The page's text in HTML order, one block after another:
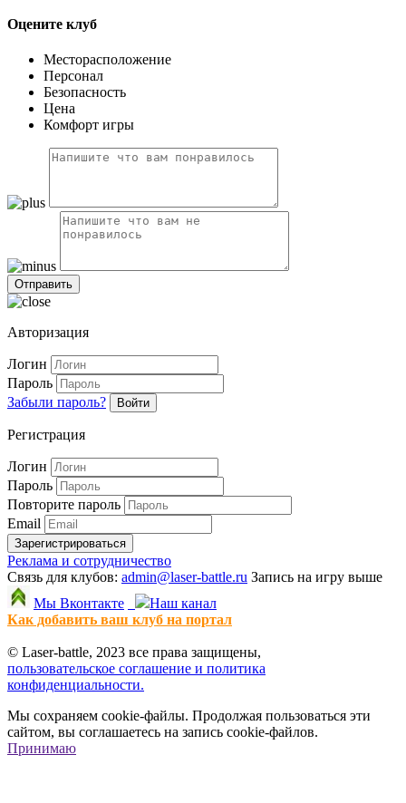
Оцените клуб
Месторасположение
Персонал
Безопасность
Цена
Комфорт игры
Авторизация
Логин
Пароль
Забыли пароль?
Войти
Регистрация
Логин
Пароль
Повторите пароль
Email
Зарегистрироваться
Реклама и сотрудничество
Связь для клубов: admin@laser-battle.ru Запись на игру выше
Мы Вконтакте
Наш канал
Как добавить ваш клуб на портал
© Laser-battle, 2023 все права защищены,
пользовательское соглашение и политика
конфиденциальности.
Мы сохраняем cookie-файлы. Продолжая пользоваться эти
сайтом, вы соглашаетесь на запись cookie-файлов.
Принимаю